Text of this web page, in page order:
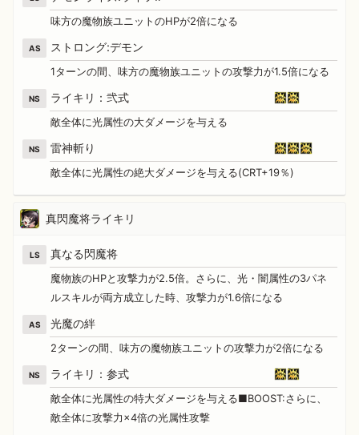
味方の魔物族ユニットのHPが2倍になる
AS ストロング:デモン
1ターンの間、味方の魔物族ユニットの攻撃力が1.5倍になる
NS ライキリ：弐式
敵全体に光属性の大ダメージを与える
NS 雷神斬り
敵全体に光属性の絶大ダメージを与える(CRT+19％)
真閃魔将ライキリ
LS 真なる閃魔将
魔物族のHPと攻撃力が2.5倍。さらに、光・闇属性の3パネ
ルスキルが両方成立した時、攻撃力が1.6倍になる
AS 光魔の絆
2ターンの間、味方の魔物族ユニットの攻撃力が2倍になる
NS ライキリ：参式
敵全体に光属性の特大ダメージを与える■BOOST:さらに、
敵全体に攻撃力×4倍の光属性攻撃